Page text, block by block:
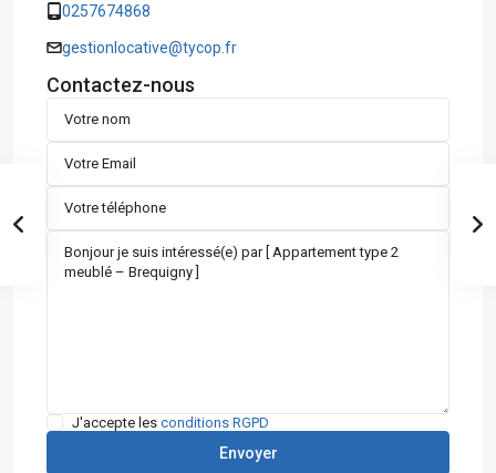
0257674868
gestionlocative@tycop.fr
Contactez-nous
J'accepte les conditions RGPD